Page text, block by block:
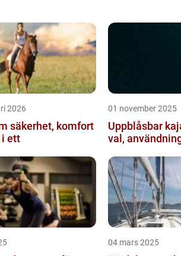
2026
i ett
01 november 2025
Uppblåsbar
val,
04 mars 2025